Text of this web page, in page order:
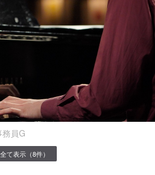
務員G
て表示（8件）